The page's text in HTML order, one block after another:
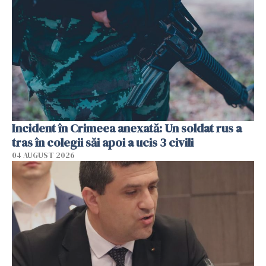
Incident în Crimeea anexată: Un soldat rus a
tras în colegii săi apoi a ucis 3 civili
04 AUGUST 2026